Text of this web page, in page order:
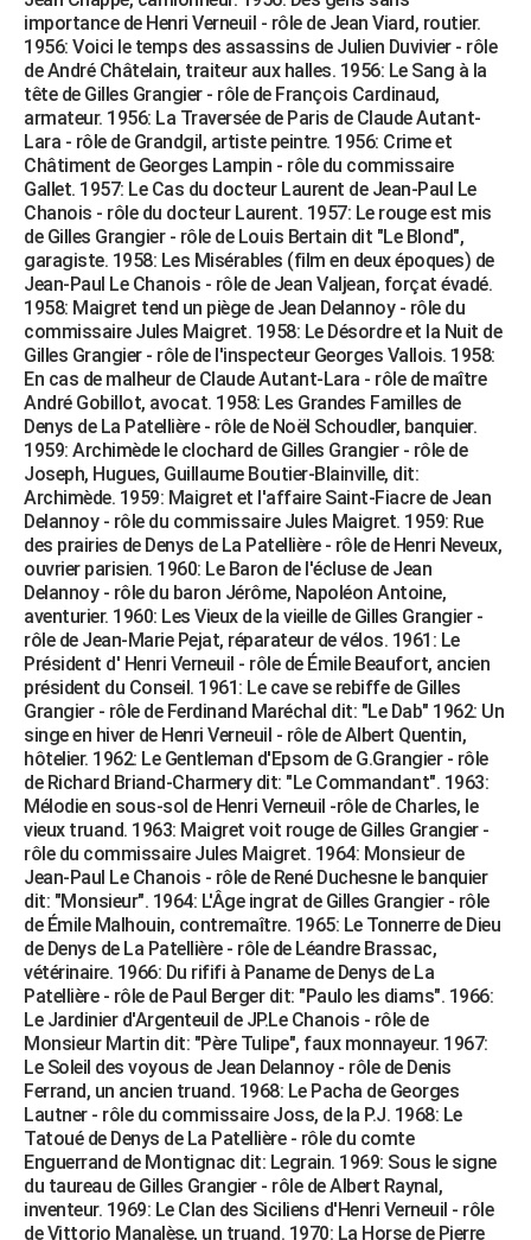
importance de Henri Verneuil - rôle de Jean Viard, routier.
1956: Voici le temps des assassins de Julien Duvivier - rôle
de André Châtelain, traiteur aux halles. 1956: Le Sang à la
tête de Gilles Grangier - rôle de François Cardinaud,
armateur. 1956: La Traversée de Paris de Claude Autant-
Lara - rôle de Grandgil, artiste peintre. 1956: Crime et
Châtiment de Georges Lampin - rôle du commissaire
Gallet. 1957: Le Cas du docteur Laurent de Jean-Paul Le
Chanois - rôle du docteur Laurent. 1957: Le rouge est mis
de Gilles Grangier - rôle de Louis Bertain dit "Le Blond",
garagiste. 1958: Les Misérables (film en deux époques) de
Jean-Paul Le Chanois - rôle de Jean Valjean, forçat évadé.
1958: Maigret tend un piège de Jean Delannoy - rôle du
commissaire Jules Maigret. 1958: Le Désordre et la Nuit de
Gilles Grangier - rôle de l'inspecteur Georges Vallois. 1958:
En cas de malheur de Claude Autant-Lara - rôle de maître
André Gobillot, avocat. 1958: Les Grandes Familles de
Denys de La Patellière - rôle de Noël Schoudler, banquier.
1959: Archimède le clochard de Gilles Grangier - rôle de
Joseph, Hugues, Guillaume Boutier-Blainville, dit:
Archimède. 1959: Maigret et l'affaire Saint-Fiacre de Jean
Delannoy - rôle du commissaire Jules Maigret. 1959: Rue
des prairies de Denys de La Patellière - rôle de Henri Neveux,
ouvrier parisien. 1960: Le Baron de l'écluse de Jean
Delannoy - rôle du baron Jérôme, Napoléon Antoine,
aventurier. 1960: Les Vieux de la vieille de Gilles Grangier -
rôle de Jean-Marie Pejat, réparateur de vélos. 1961: Le
Président d' Henri Verneuil - rôle de Émile Beaufort, ancien
président du Conseil. 1961: Le cave se rebiffe de Gilles
Grangier - rôle de Ferdinand Maréchal dit: "Le Dab" 1962: Un
singe en hiver de Henri Verneuil - rôle de Albert Quentin,
hôtelier. 1962: Le Gentleman d'Epsom de G.Grangier - rôle
de Richard Briand-Charmery dit: "Le Commandant". 1963:
Mélodie en sous-sol de Henri Verneuil -rôle de Charles, le
vieux truand. 1963: Maigret voit rouge de Gilles Grangier -
rôle du commissaire Jules Maigret. 1964: Monsieur de
Jean-Paul Le Chanois - rôle de René Duchesne le banquier
dit: "Monsieur". 1964: L'Âge ingrat de Gilles Grangier - rôle
de Émile Malhouin, contremaître. 1965: Le Tonnerre de Dieu
de Denys de La Patellière - rôle de Léandre Brassac,
vétérinaire. 1966: Du rififi à Paname de Denys de La
Patellière - rôle de Paul Berger dit: "Paulo les diams". 1966:
Le Jardinier d'Argenteuil de JP.Le Chanois - rôle de
Monsieur Martin dit: "Père Tulipe", faux monnayeur. 1967:
Le Soleil des voyous de Jean Delannoy - rôle de Denis
Ferrand, un ancien truand. 1968: Le Pacha de Georges
Lautner - rôle du commissaire Joss, de la P.J. 1968: Le
Tatoué de Denys de La Patellière - rôle du comte
Enguerrand de Montignac dit: Legrain. 1969: Sous le signe
du taureau de Gilles Grangier - rôle de Albert Raynal,
inventeur. 1969: Le Clan des Siciliens d'Henri Verneuil - rôle
de Vittorio Manalèse, un truand. 1970: La Horse de Pierre